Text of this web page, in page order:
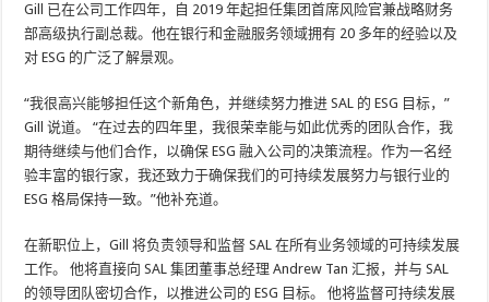
Gill 已在公司工作四年，自 2019 年起担任集团首席风险官兼战略财务
部高级执行副总裁。他在银行和金融服务领域拥有 20 多年的经验以及
对 ESG 的广泛了解景观。
“我很高兴能够担任这个新角色，并继续努力推进 SAL 的 ESG 目标，”
Gill 说道。 “在过去的四年里，我很荣幸能与如此优秀的团队合作，我
期待继续与他们合作，以确保 ESG 融入公司的决策流程。作为一名经
验丰富的银行家，我还致力于确保我们的可持续发展努力与银行业的
ESG 格局保持一致。”他补充道。
在新职位上，Gill 将负责领导和监督 SAL 在所有业务领域的可持续发展
工作。 他将直接向 SAL 集团董事总经理 Andrew Tan 汇报，并与 SAL
的领导团队密切合作，以推进公司的 ESG 目标。 他将监督可持续发展